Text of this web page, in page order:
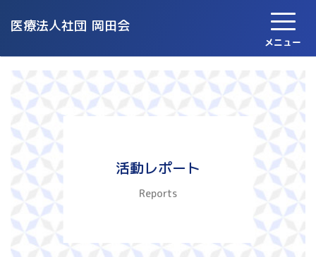
医療法人社団 岡田会
メニュー
活動レポート
Reports